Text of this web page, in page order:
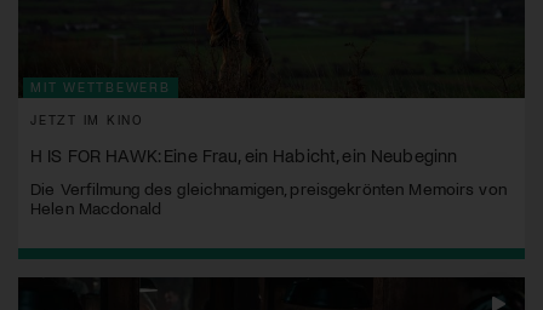
MIT WETTBEWERB
JETZT IM KINO
H IS FOR HAWK: Eine Frau, ein Habicht, ein Neubeginn
Die Verfilmung des gleichnamigen, preisgekrönten Memoirs von
Helen Macdonald